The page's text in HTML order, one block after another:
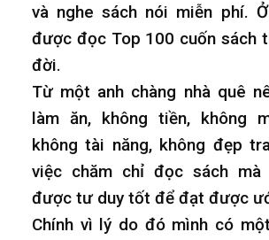
và nghe sách nói miễn phí.
được đọc Top 100 cuốn sách
đời.
Từ một anh chàng nhà quê
làm ăn, không tiền, không
không tài năng, không đẹp
việc chăm chỉ đọc sách
được tư duy tốt để đạt được
Chính vì lý do đó mình có